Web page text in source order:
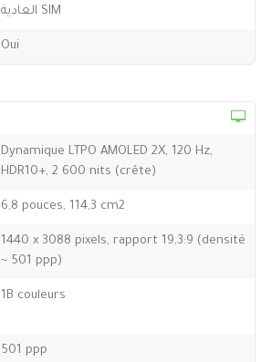
العادية SIM
Oui
Dynamique LTPO AMOLED 2X, 120 Hz,
HDR10+, 2 600 nits (crête)
6,8 pouces, 114,3 cm2
1440 x 3088 pixels, rapport 19,3:9 (densité
~ 501 ppp)
1B couleurs
501 ppp